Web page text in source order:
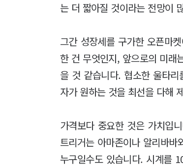
는 더 짧아질 것이라는 전망이
그간 성장세를 구가한 오픈마
한 건 무엇인지, 앞으로의 미래
을 것 같습니다. 협소한 울타
자가 원하는 것을 최선을 다해
가격보다 중요한 것은 가치입
트리거는 아마존이나 알리바
누구일수도 있습니다. 시계를